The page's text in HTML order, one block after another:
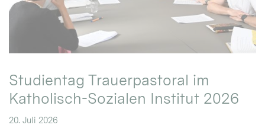
Studientag Trauerpastoral im
Katholisch-Sozialen Institut 2026
20. Juli 2026